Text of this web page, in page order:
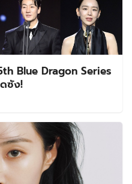
Blue Dragon Series
ซัง!